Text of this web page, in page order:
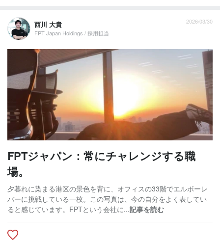
西川 大貴
FPT Japan Holdings / 採用担当
2026/03/30
FPTジャパン：常にチャレンジする職
場。
夕暮れに染まる港区の景色を背に、オフィスの33階でエルボーレ
バーに挑戦している一枚。この写真は、今の自分をよく表してい
ると感じています。FPTという会社に...記事を読む